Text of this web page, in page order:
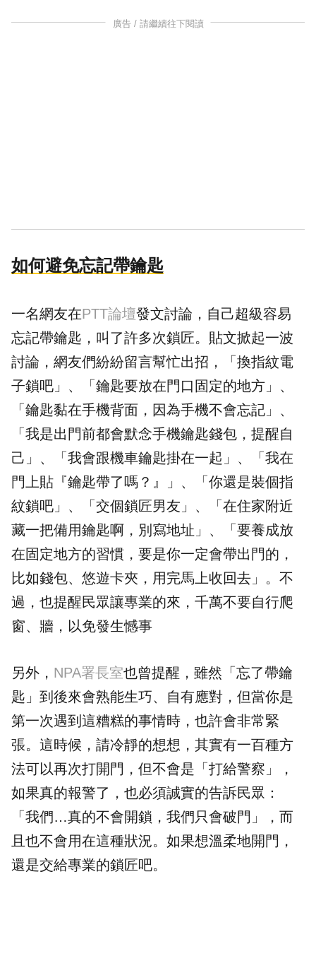
廣告 / 請繼續往下閱讀
如何避免忘記帶鑰匙
一名網友在PTT論壇發文討論，自己超級容易
忘記帶鑰匙，叫了許多次鎖匠。貼文掀起一波
討論，網友們紛紛留言幫忙出招，「換指紋電
子鎖吧」、「鑰匙要放在門口固定的地方」、
「鑰匙黏在手機背面，因為手機不會忘記」、
「我是出門前都會默念手機鑰匙錢包，提醒自
己」、「我會跟機車鑰匙掛在一起」、「我在
門上貼『鑰匙帶了嗎？』」、「你還是裝個指
紋鎖吧」、「交個鎖匠男友」、「在住家附近
藏一把備用鑰匙啊，別寫地址」、「要養成放
在固定地方的習慣，要是你一定會帶出門的，
比如錢包、悠遊卡夾，用完馬上收回去」。不
過，也提醒民眾讓專業的來，千萬不要自行爬
窗、牆，以免發生憾事
另外， NPA署長室也曾提醒，雖然「忘了帶鑰
匙」到後來會熟能生巧、自有應對，但當你是
第一次遇到這糟糕的事情時，也許會非常緊
張。這時候，請冷靜的想想，其實有一百種方
法可以再次打開門，但不會是「打給警察」，
如果真的報警了，也必須誠實的告訴民眾：
「我們…真的不會開鎖，我們只會破門」，而
且也不會用在這種狀況。如果想溫柔地開門，
還是交給專業的鎖匠吧。